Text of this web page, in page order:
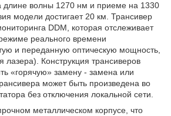
длине волны 1270 нм и приеме на 1330
модели достигает 20 км. Трансивер
DDM, которая отслеживает
реального времени
и переданную оптическую мощность,
лазера). Конструкция трансиверов
«горячую» замену - замена или
может быть произведена во
без отключения локальной сети.
металлическом корпусе, что